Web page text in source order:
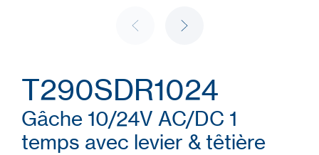
T290SDR1024
Gâche 10/24V AC/DC 1
temps avec levier & têtière